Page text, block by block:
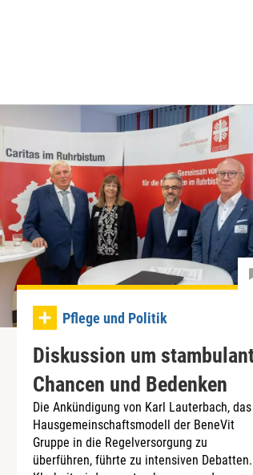
Pflege und Politik
Diskussion um
Chancen und Bedenken
Die Ankündigung von Karl Lauterbach, das
Hausgemeinschaftsmodell der BeneVit
Gruppe in die Regelversorgung zu
überführen, führte zu intensiven Debatten.